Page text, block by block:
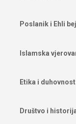
Poslanik i Ehli
Islamska
Etika i duhovnost
Društvo i